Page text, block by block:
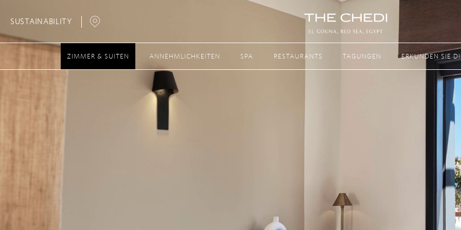
SUSTAINABILITY
Open
Map
ZIMMER & SUITEN ANNEHMLICHKEITEN SPA RESTAURANTS TAGUNGEN ERKUNDEN SIE
Next